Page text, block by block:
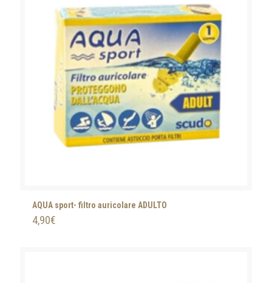
AQUA sport- filtro auricolare ADULTO
4,90€